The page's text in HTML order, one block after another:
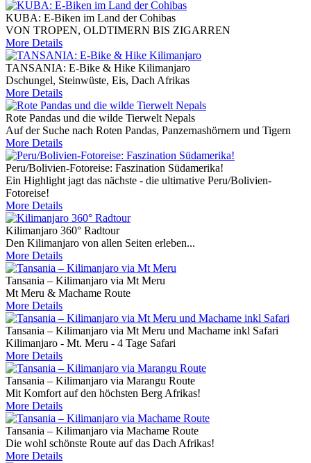
KUBA: E-Biken im Land der Cohibas
VON TROPEN, OLDTIMERN BIS ZIGARREN
More Details
TANSANIA: E-Bike & Hike Kilimanjaro
Dschungel, Steinwüste, Eis, Dach Afrikas
More Details
Rote Pandas und die wilde Tierwelt Nepals
Auf der Suche nach Roten Pandas, Panzernashörnern und Tigern
More Details
Peru/Bolivien-Fotoreise: Faszination Südamerika!
Ein Highlight jagt das nächste - die ultimative Peru/Bolivien-
Fotoreise!
More Details
Kilimanjaro 360° Radtour
Den Kilimanjaro von allen Seiten erleben...
More Details
Tansania – Kilimanjaro via Mt Meru
Mt Meru & Machame Route
More Details
Tansania – Kilimanjaro via Mt Meru und Machame inkl Safari
Kilimanjaro - Mt. Meru - 4 Tage Safari
More Details
Tansania – Kilimanjaro via Marangu Route
Mit Komfort auf den höchsten Berg Afrikas!
More Details
Tansania – Kilimanjaro via Machame Route
Die wohl schönste Route auf das Dach Afrikas!
More Details